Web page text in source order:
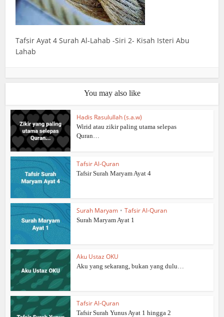
Tafsir Ayat 4 Surah Al-Lahab -Siri 2- Kisah Isteri Abu
Lahab
You may also like
Hadis Rasulullah (s.a.w)
Wirid atau zikir paling utama selepas
Quran…
Tafsir Al-Quran
Tafsir Surah Maryam Ayat 4
Surah Maryam • Tafsir Al-Quran
Surah Maryam Ayat 1
Aku Ustaz OKU
Aku yang sekarang, bukan yang dulu…
Tafsir Al-Quran
Tafsir Surah Yunus Ayat 1 hingga 2